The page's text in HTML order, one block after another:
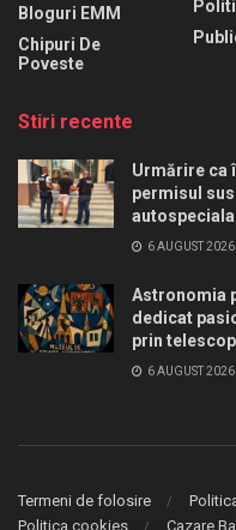
Bloguri EMM
Chipuri De
Poveste
Stiri recente
Urmărire ca
permisul
6 AUGUST 2026
Astronomia
dedicat
prin telescop
6 AUGUST 2026
Termeni de folosire
Politica cookies
Cazare